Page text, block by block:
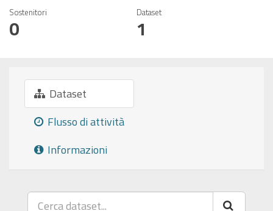
Sostenitori
0
Dataset
1
Dataset
Flusso di attività
Informazioni